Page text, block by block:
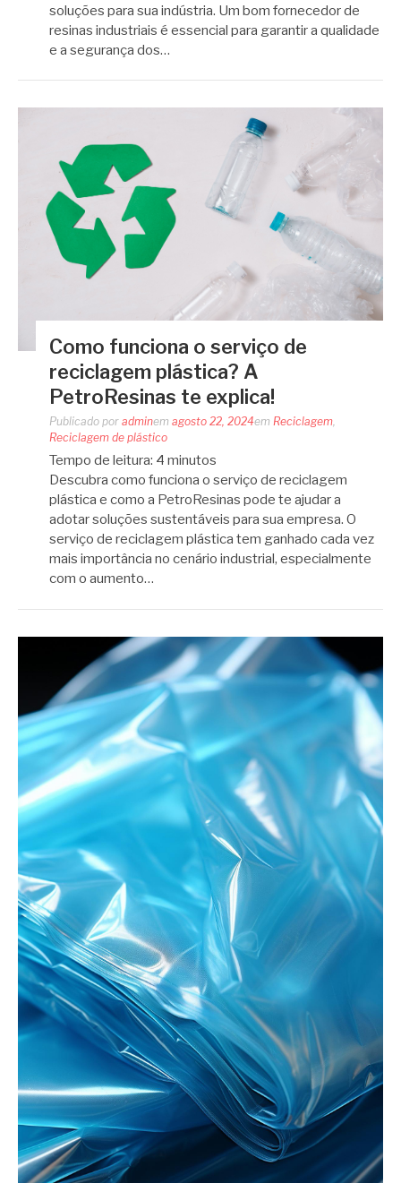
soluções para sua indústria. Um bom fornecedor de
resinas industriais é essencial para garantir a qualidade
e a segurança dos…
Como funciona o serviço de
reciclagem plástica? A
PetroResinas te explica!
Publicado por adminem agosto 22, 2024em Reciclagem,
Reciclagem de plástico
Tempo de leitura: 4 minutos
Descubra como funciona o serviço de reciclagem
plástica e como a PetroResinas pode te ajudar a
adotar soluções sustentáveis para sua empresa. O
serviço de reciclagem plástica tem ganhado cada vez
mais importância no cenário industrial, especialmente
com o aumento…